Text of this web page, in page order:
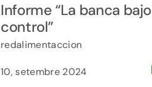
Informe “La banca bajo
control”
redalimentaccion
10, setembre 2024